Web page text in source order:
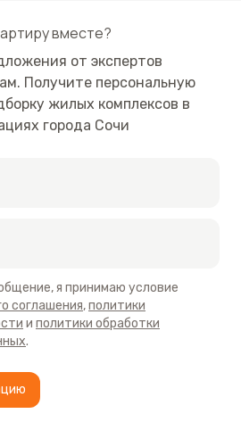
Олимпийской столице, по
вместе?
от экспертов
Получите персональную
жилых комплексов в
города Сочи
я принимаю условие
соглашения,политики
и политики обработки
.